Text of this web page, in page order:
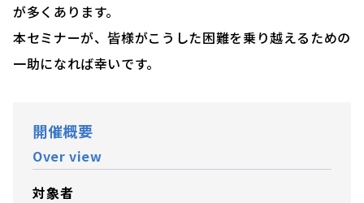
が多くあります。
本セミナーが、皆様がこうした困難を乗り越えるための
一助になれば幸いです。
開催概要
Over view
対象者